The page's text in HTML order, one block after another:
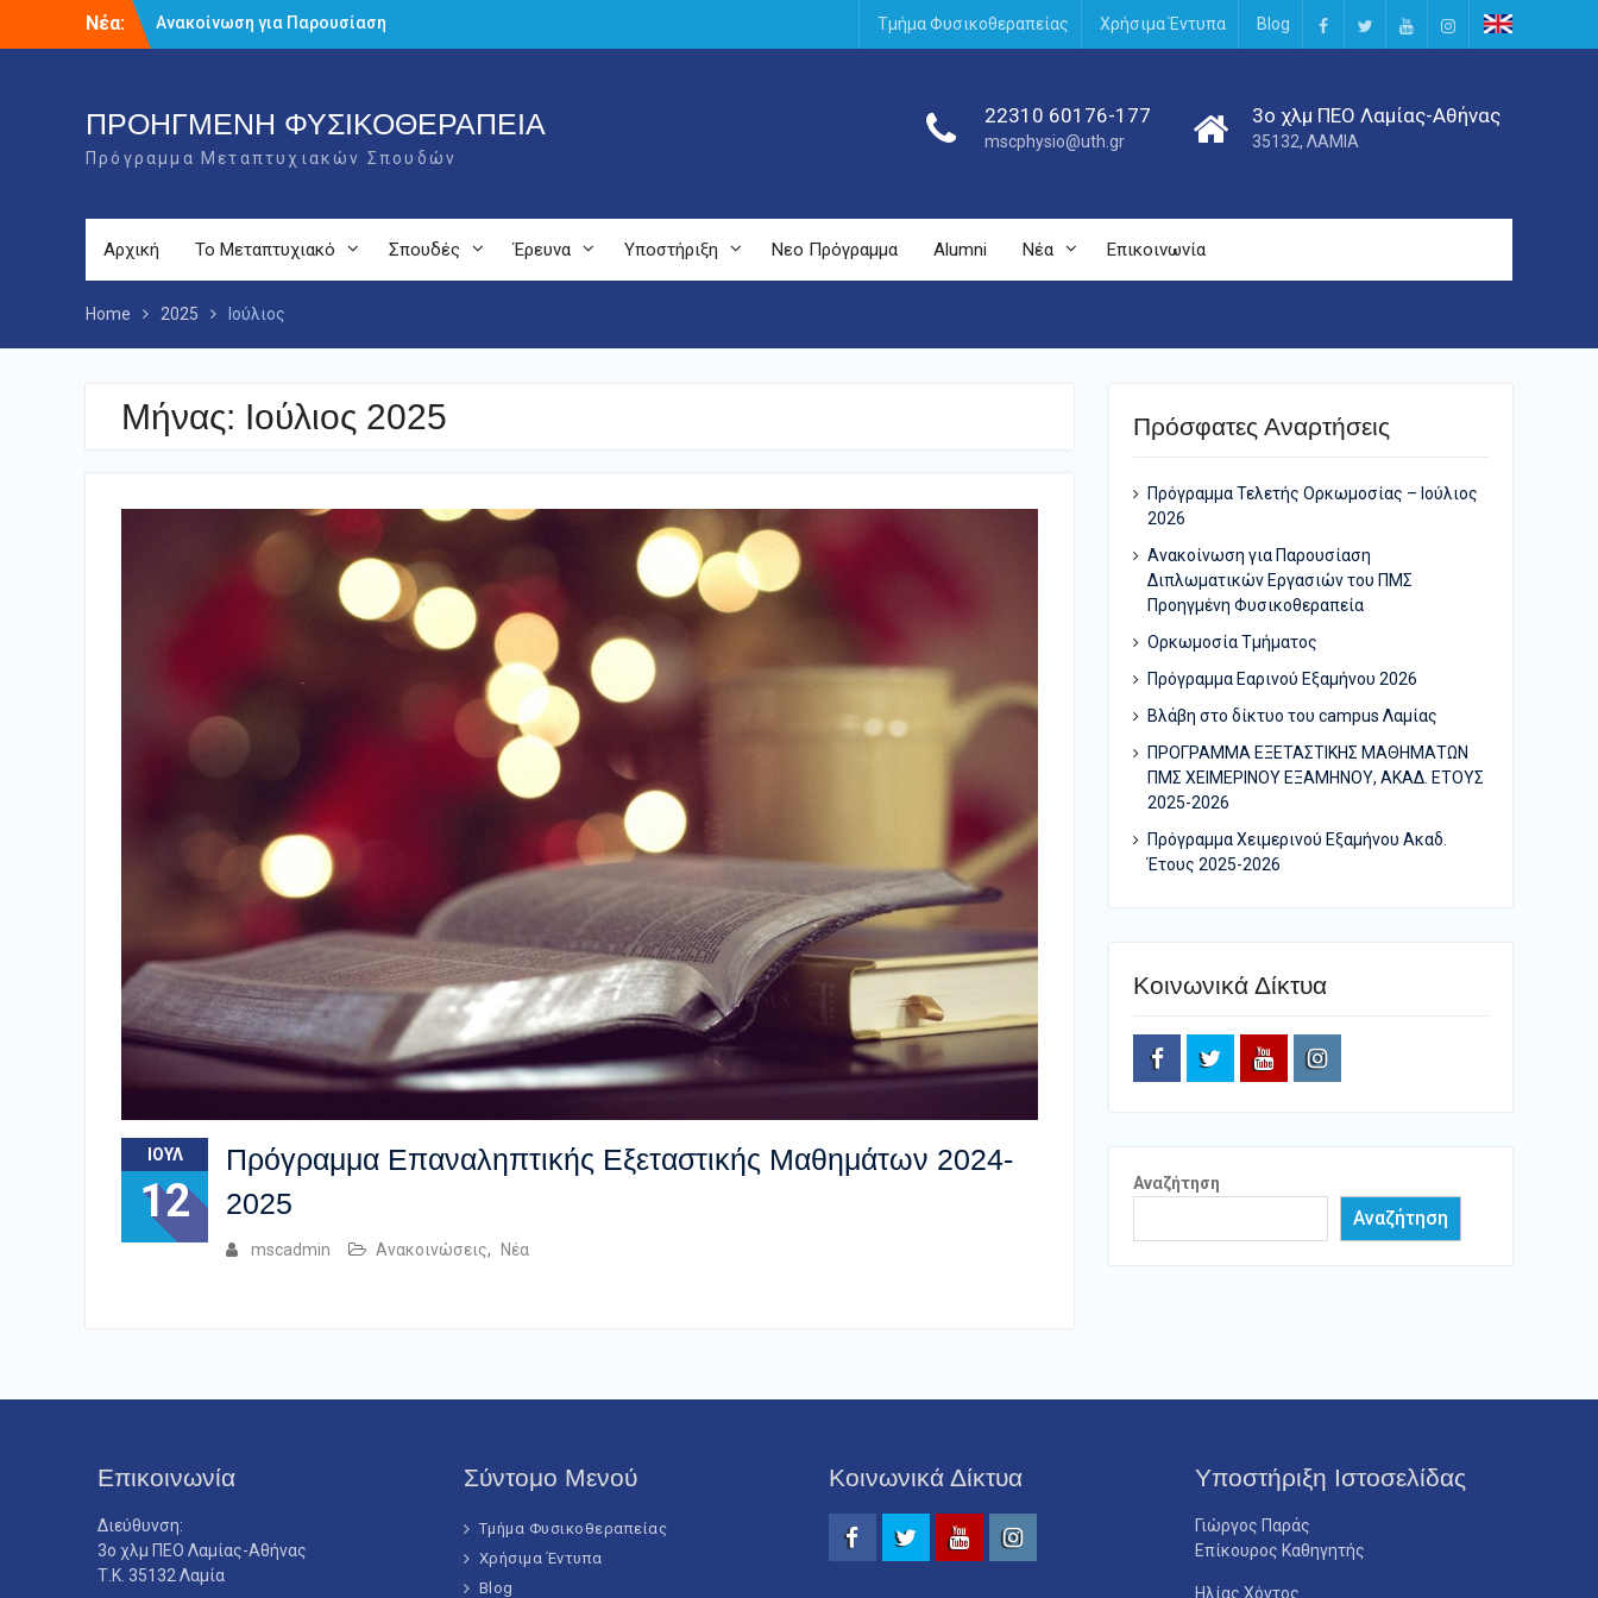
Νέα:
Ανακοίνωση για Παρουσίαση
Διπλωματικών Εργασιών του ΠΜΣ
Πρόγραμμα Τελετής Ορκωμοσίας –
Ιούλιος 2026
Facebook
TwitterYoutubeInstagram
Τμήμα Φυσικοθεραπείας Χρήσιμα Έντυπα Blog
ΠΡΟΗΓΜΕΝΗ ΦΥΣΙΚΟΘΕΡΑΠΕΙΑ
Πρόγραμμα Μεταπτυχιακών Σπουδών
22310 60176-177
mscphysio@uth.gr
3ο χλμ ΠΕΟ Λαμίας-Αθήνας
35132, ΛΑΜΙΑ
Αρχική Το Μεταπτυχιακό Σπουδές Έρευνα Υποστήριξη Νεο Πρόγραμμα Alumni Νέα Επικοινωνία
Home 2025 Ιούλιος
Μήνας: Ιούλιος 2025
ΙΟΎΛ
12
Πρόγραμμα Επαναληπτικής Εξεταστικής Μαθημάτων 2024-
2025
mscadmin Ανακοινώσεις, Νέα
Πρόσφατες Αναρτήσεις
Πρόγραμμα Τελετής Ορκωμοσίας – Ιούλιος
2026
Ανακοίνωση για Παρουσίαση
Διπλωματικών Εργασιών του ΠΜΣ
Προηγμένη Φυσικοθεραπεία
Ορκωμοσία Τμήματος
Πρόγραμμα Εαρινού Εξαμήνου 2026
Bλάβη στο δίκτυο του campus Λαμίας
ΠΡΟΓΡΑΜΜΑ ΕΞΕΤΑΣΤΙΚΗΣ ΜΑΘΗΜΑΤΩΝ
ΠΜΣ ΧΕΙΜΕΡΙΝΟΥ ΕΞΑΜΗΝΟΥ, ΑΚΑΔ. ΕΤΟΥΣ
2025-2026
Πρόγραμμα Χειμερινού Εξαμήνου Ακαδ.
Έτους 2025-2026
Κοινωνικά Δίκτυα
Αναζήτηση
Αναζήτηση
Επικοινωνία
Διεύθυνση:
3ο χλμ ΠΕΟ Λαμίας-Αθήνας
Τ.Κ. 35132 Λαμία
Σύντομο Μενού
Τμήμα Φυσικοθεραπείας
Χρήσιμα Έντυπα
Blog
Κοινωνικά Δίκτυα Υποστήριξη Ιστοσελίδας
Γιώργος Παράς
Επίκουρος Καθηγητής
Ηλίας Χόντος